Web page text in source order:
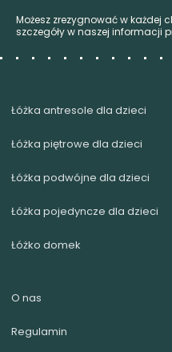
Możesz zrezygnować w każdej
szczegóły w naszej informacji
Łóżka antresole dla dzieci
Łóżka piętrowe dla dzieci
Łóżka podwójne dla dzieci
Łóżka pojedyncze dla dzieci
Łóżko domek
O nas
Regulamin